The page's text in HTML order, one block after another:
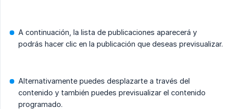
A continuación, la lista de publicaciones aparecerá y
podrás hacer clic en la publicación que deseas previsualizar.
Alternativamente puedes desplazarte a través del
contenido y también puedes previsualizar el contenido
programado.